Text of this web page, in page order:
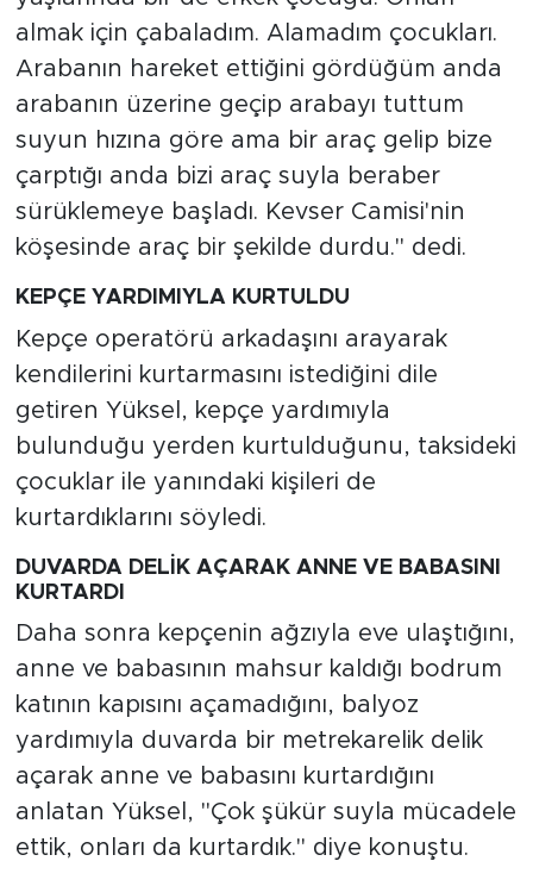
almak için çabaladım. Alamadım çocukları.
Arabanın hareket ettiğini gördüğüm anda
arabanın üzerine geçip arabayı tuttum
suyun hızına göre ama bir araç gelip bize
çarptığı anda bizi araç suyla beraber
sürüklemeye başladı. Kevser Camisi'nin
köşesinde araç bir şekilde durdu." dedi.
KEPÇE YARDIMIYLA KURTULDU
Kepçe operatörü arkadaşını arayarak
kendilerini kurtarmasını istediğini dile
getiren Yüksel, kepçe yardımıyla
bulunduğu yerden kurtulduğunu, taksideki
çocuklar ile yanındaki kişileri de
kurtardıklarını söyledi.
DUVARDA DELİK AÇARAK ANNE VE BABASINI
KURTARDI
Daha sonra kepçenin ağzıyla eve ulaştığını,
anne ve babasının mahsur kaldığı bodrum
katının kapısını açamadığını, balyoz
yardımıyla duvarda bir metrekarelik delik
açarak anne ve babasını kurtardığını
anlatan Yüksel, "Çok şükür suyla mücadele
ettik, onları da kurtardık." diye konuştu.